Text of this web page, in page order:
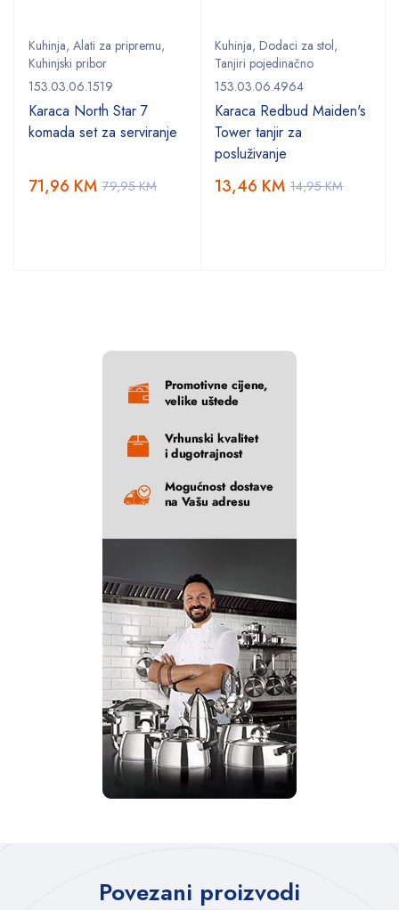
Kuhinja, Alati za pripremu,
Kuhinjski pribor
153.03.06.1519
Karaca North Star 7
komada set za serviranje
79,95KM
71,96 KM
Kuhinja, Dodaci za stol,
Tanjiri pojedinačno
153.03.06.4964
Karaca Redbud Maiden's
Tower tanjir za
posluživanje
14,95KM
13,46 KM
Povezani proizvodi